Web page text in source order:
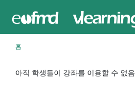
홈
아직 학생들이 강좌를 이용할 수 없음